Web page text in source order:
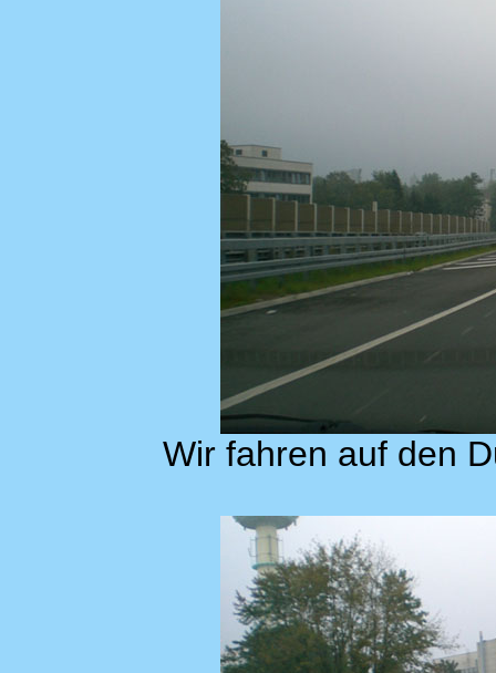
Wir fahren auf den